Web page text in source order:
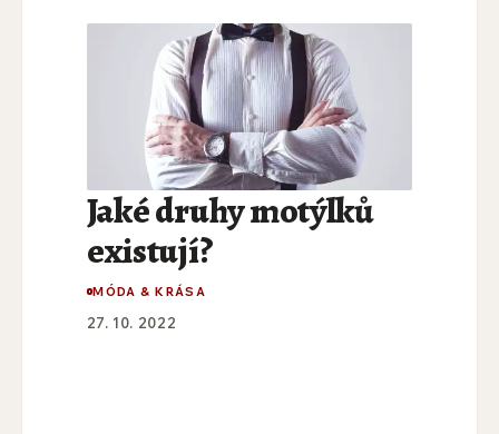
Jaké druhy motýlků
existují?
MÓDA & KRÁSA
27. 10. 2022